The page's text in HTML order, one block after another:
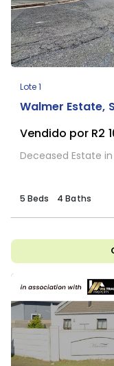
Lote 1
Walmer Estate,
Vendido por R2
Deceased Estate
5 Beds 4 Baths